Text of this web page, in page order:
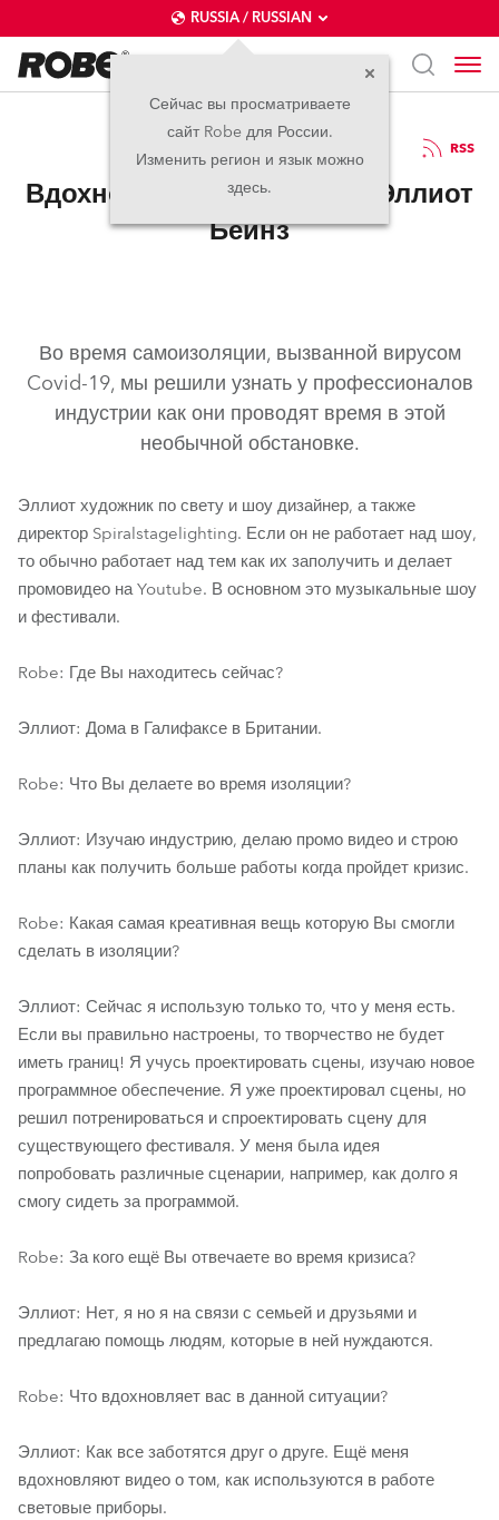
RUSSIA / RUSSIAN
Сейчас вы просматриваете
сайт Robe для России.
Изменить регион и язык можно
здесь.
06.04.2020 RSS
Вдохновение в изоляции: Эллиот
Бейнз
Во время самоизоляции, вызванной вирусом
Covid-19, мы решили узнать у профессионалов
индустрии как они проводят время в этой
необычной обстановке.
Эллиот художник по свету и шоу дизайнер, а также
директор Spiralstagelighting. Если он не работает над шоу,
то обычно работает над тем как их заполучить и делает
промовидео на Youtube. В основном это музыкальные шоу
и фестивали.
Robe: Где Вы находитесь сейчас?
Эллиот: Дома в Галифаксе в Британии.
Robe: Что Вы делаете во время изоляции?
Эллиот: Изучаю индустрию, делаю промо видео и строю
планы как получить больше работы когда пройдет кризис.
Robe: Какая самая креативная вещь которую Вы смогли
сделать в изоляции?
Эллиот: Сейчас я использую только то, что у меня есть.
Если вы правильно настроены, то творчество не будет
иметь границ! Я учусь проектировать сцены, изучаю новое
программное обеспечение. Я уже проектировал сцены, но
решил потренироваться и спроектировать сцену для
существующего фестиваля. У меня была идея
попробовать различные сценарии, например, как долго я
смогу сидеть за программой.
Robe: За кого ещё Вы отвечаете во время кризиса?
Эллиот: Нет, я но я на связи с семьей и друзьями и
предлагаю помощь людям, которые в ней нуждаются.
Robe: Что вдохновляет вас в данной ситуации?
Эллиот: Как все заботятся друг о друге. Ещё меня
вдохновляют видео о том, как используются в работе
световые приборы.